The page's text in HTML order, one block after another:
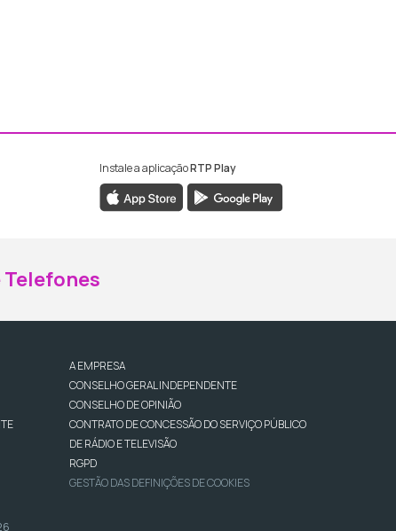
da RTP Madeira
da RTP Madeira
Instale a aplicaçãoRTP Play
Telefones
A EMPRESA
CONSELHO GERAL INDEPENDENTE
CONSELHO DE OPINIÃO
CONTRATO DE CONCESSÃO DO SERVIÇO PÚBLICO
DE RÁDIO E TELEVISÃO
RGPD
GESTÃO DAS DEFINIÇÕES DE COOKIES